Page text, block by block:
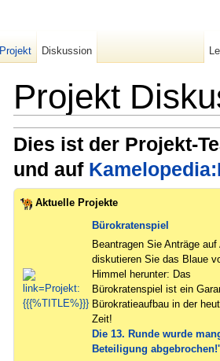
Projekt
Dies ist der Projekt-
und auf
Aktuelle Projekte
Bürokratenspiel
Beantragen Sie Anträge auf
diskutieren Sie das Blaue
Himmel herunter: Das
Bürokratenspiel ist ein
Bürokratieaufbau in der
Zeit!
Die 13. Runde wurde
Beteiligung abgebrochen!'
Projekt Diskussion